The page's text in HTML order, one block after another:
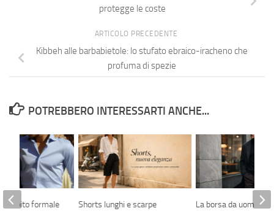
protegge le coste
ARTICOLO PRECEDENTE
Kibbeh alle barbabietole: lo stufato ebraico-iracheno che
profuma di spezie
POTREBBERO INTERESSARTI ANCHE...
Shorts lunghi e scarpe
La borsa da uomo è il
abito formale